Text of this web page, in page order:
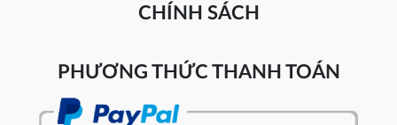
CHÍNH SÁCH
PHƯƠNG THỨC THANH TOÁN